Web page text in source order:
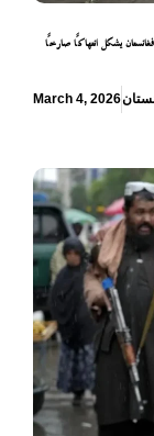
يشكل انتهاكًا صارخًا
March 4, 2026